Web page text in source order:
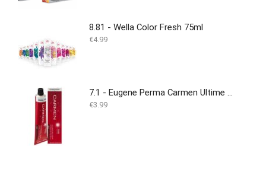
8.81 - Wella Color Fresh 75ml
€4.99
7.1 - Eugene Perma Carmen Ultime Permanente Kleuring 60ml
€3.99